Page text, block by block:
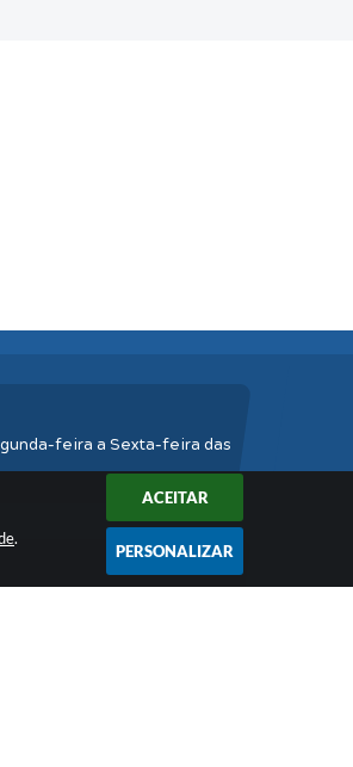
.
ACEITAR
PERSONALIZAR
feira a Sexta-feira das